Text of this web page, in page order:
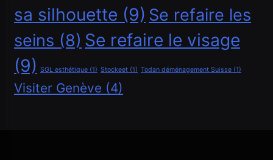
sa silhouette (9) Se refaire les
seins (8) Se refaire le visage
(9) SGL esthétique (1) Stockeet (1) Todan déménagement Suisse (1)
Visiter Genève (4)